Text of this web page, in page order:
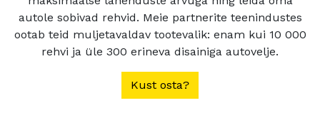
autole sobivad rehvid. Meie partnerite teenindustes
ootab teid muljetavaldav tootevalik: enam kui 10 000
rehvi ja üle 300 erineva disainiga autovelje.
Kust osta?